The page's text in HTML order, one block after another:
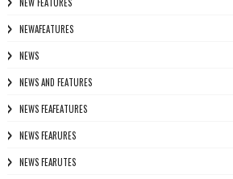
NEWAFEATURES
NEWS
NEWS AND FEATURES
NEWS FEAFEATURES
NEWS FEARURES
NEWS FEARUTES